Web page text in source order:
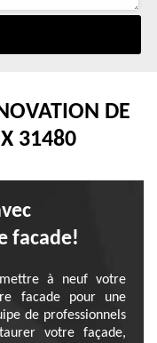
DE
31480
facade!
à neuf votre
facade pour une
de professionnels
votre façade,